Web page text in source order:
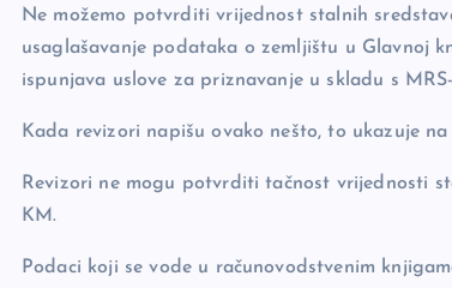
Ne možemo potvrditi vrijednost stalnih
usaglašavanje podataka o zemljištu u Glavnoj
ispunjava uslove za priznavanje u skladu s MRS-
Kada revizori napišu ovako nešto, to ukazuje
Revizori ne mogu potvrditi tačnost vrijednosti
KM.
Podaci koji se vode u računovodstvenim